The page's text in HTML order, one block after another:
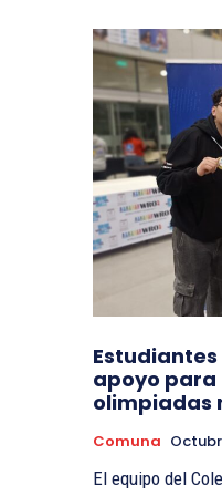
apoyo para
olimpiadas
Comuna
El equipo del